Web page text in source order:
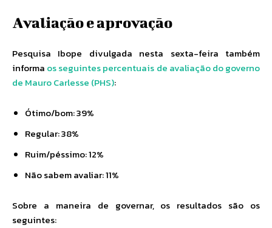
Avaliação e aprovação
Pesquisa Ibope divulgada nesta sexta-feira também
informa os seguintes percentuais de avaliação do governo
de Mauro Carlesse (PHS):
Ótimo/bom: 39%
Regular: 38%
Ruim/péssimo: 12%
Não sabem avaliar: 11%
Sobre a maneira de governar, os resultados são os
seguintes: